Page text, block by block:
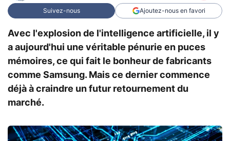
Suivez-nous Ajoutez-nous en favori
Avec l'explosion de l'intelligence artificielle, il y
a aujourd'hui une véritable pénurie en puces
mémoires, ce qui fait le bonheur de fabricants
comme Samsung. Mais ce dernier commence
déjà à craindre un futur retournement du
marché.